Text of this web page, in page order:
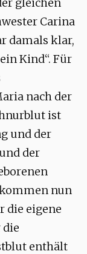
Carina
damals klar,
Kind“. Für
nach der
ist
und der
der
nun
die eigene
die
enthält